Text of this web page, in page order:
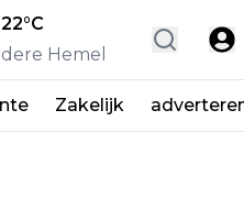
22°C
Hemel
Zakelijk